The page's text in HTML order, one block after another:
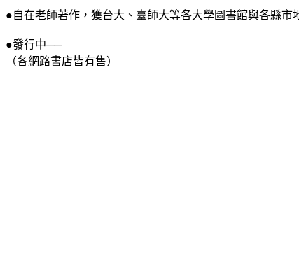
●自在老師著作，獲台大、臺師大等各大學圖書館與各縣市
●發行中──
（各網路書店皆有售）